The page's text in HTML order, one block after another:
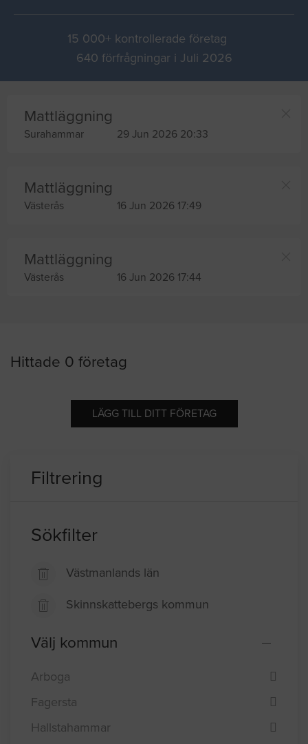
15 000+ kontrollerade företag
640 förfrågningar i Juli 2026
Mattläggning
Surahammar 29 Jun 2026 20:33
Mattläggning
Västerås 16 Jun 2026 17:49
Mattläggning
Västerås 16 Jun 2026 17:44
Hittade 0 företag
LÄGG TILL DITT FÖRETAG
Filtrering
Sökfilter
Västmanlands län
Skinnskattebergs kommun
Välj kommun
Arboga
Fagersta
Hallstahammar